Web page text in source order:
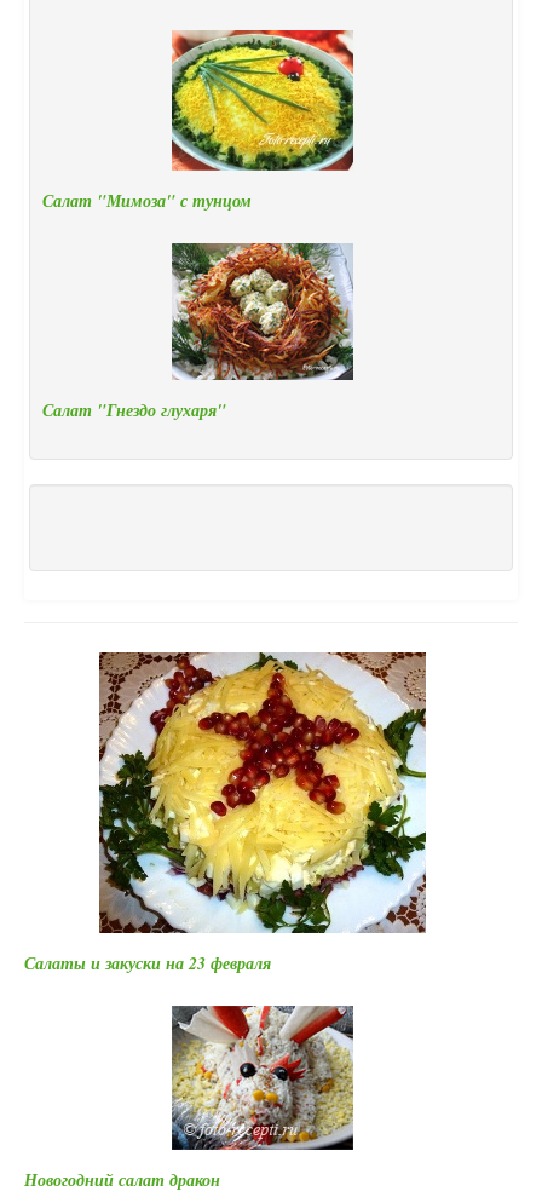
Салат "Мимоза" с тунцом
Салат "Гнездо глухаря"
Салаты и закуски на 23 февраля
Новогодний салат дракон